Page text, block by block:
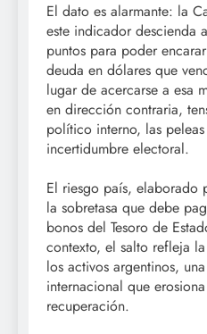
El dato es alarmante: la
este indicador
puntos para poder
deuda en dólares que
lugar de acercarse a esa
en dirección contraria,
político interno, las
incertidumbre electoral.
El riesgo país, elaborado
la sobretasa que debe
bonos del Tesoro de
contexto, el salto refleja
los activos argentinos,
internacional que
recuperación.